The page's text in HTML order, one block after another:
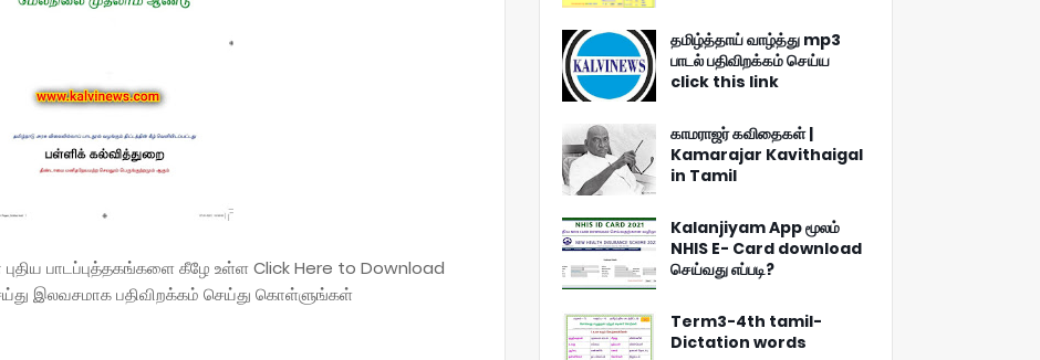
புதிய பாடப்புத்தகங்களை கீழே உள்ள Click Here to Download
இலவசமாக பதிவிறக்கம் செய்து கொள்ளுங்கள்
தமிழ்த்தாய் வாழ்த்து mp3
பாடல் பதிவிறக்கம் செய்ய
click this link
காமராஜர் கவிதைகள் |
Kamarajar Kavithaigal
in Tamil
Kalanjiyam App மூலம்
NHIS E- Card download
செய்வது எப்படி?
Term3-4th tamil-
Dictation words